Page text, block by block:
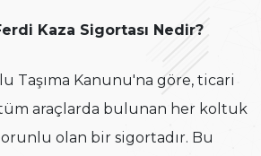
Kaza Sigortası Nedir?
Taşıma Kanunu'na göre, ticari
araçlarda bulunan her koltuk
olan bir sigortadır. Bu